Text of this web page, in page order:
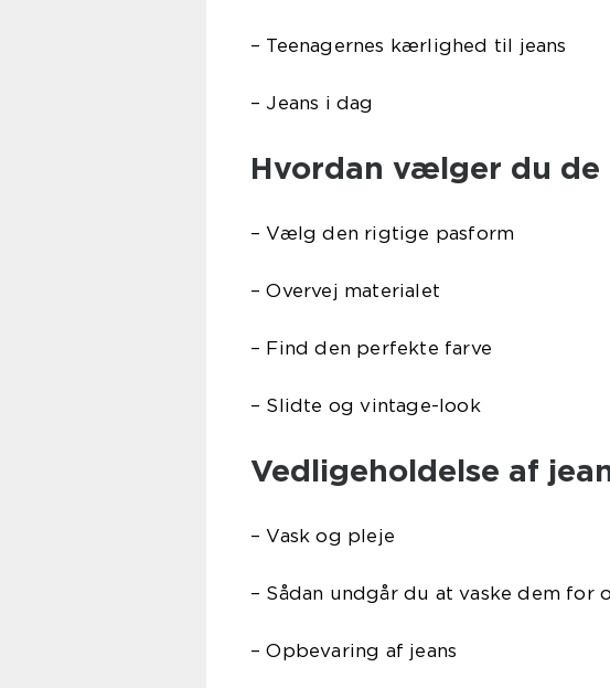
– Teenagernes kærlighed til jeans
– Jeans i dag
Hvordan vælger du
– Vælg den rigtige pasform
– Overvej materialet
– Find den perfekte farve
– Slidte og vintage-look
Vedligeholdelse af
– Vask og pleje
– Sådan undgår du at vaske dem for
– Opbevaring af jeans